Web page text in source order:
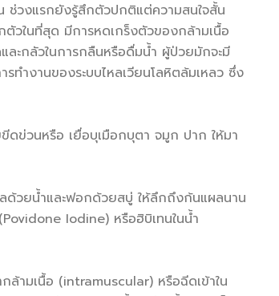
ช่วงแรกยังรู้สึกตัวปกติแต่ความสนใจสั้น
ตัวในที่สุด มีการหดเกร็งตัวของกล้ามเนื้อ
ละกลัวในการกลืนหรือดื่มน้ำ ผู้ป่วยมักจะมี
ำงานของระบบไหลเวียนโลหิตล้มเหลว ซึ่ง
ดข่วนหรือ เยื่อบุเมือกบุตา จมูก ปาก ให้มา
ด้วยน้ำและฟอกด้วยสบู่ ให้ลึกถึงก้นแผลนาน
Iodine) หรือฮิบิเทนในน้ำ
ล้ามเนื้อ (intramuscular) หรือฉีดเข้าใน